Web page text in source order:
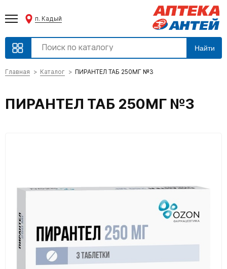
п. Кадый
Найти
Главная Каталог ПИРАНТЕЛ ТАБ 250МГ №3
ПИРАНТЕЛ ТАБ 250МГ №3